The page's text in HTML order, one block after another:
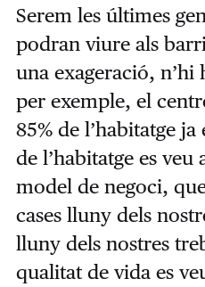
Serem les últimes
podran viure als
una exageració,
per exemple, el
85% de l’habitatge
de l’habitatge es veu
model de negoci,
cases lluny dels
lluny dels nostres
qualitat de vida es